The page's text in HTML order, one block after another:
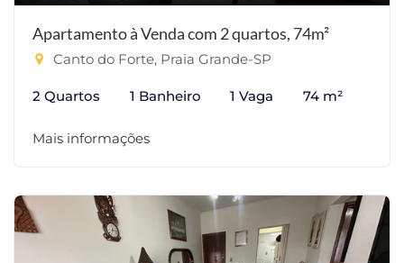
Apartamento à Venda com 2 quartos, 74m²
Canto do Forte, Praia Grande-SP
2 Quartos 1 Banheiro 1 Vaga 74 m²
Mais informações